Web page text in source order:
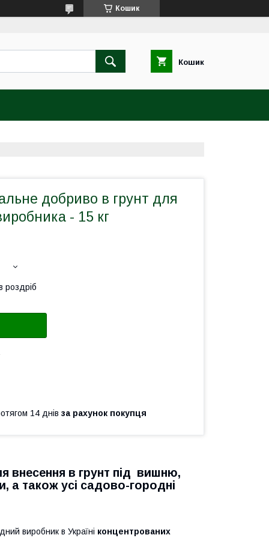
Кошик
Кошик
добриво в грунт для
- 15 кг
роздріб
14 днів за рахунок покупця
внесення в грунт під вишню,
а також усі садово-городні
виробник в Україні концентрованих